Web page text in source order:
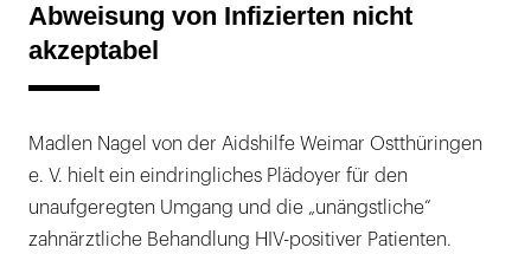
Abweisung von Infizierten nicht
akzeptabel
Madlen Nagel von der Aidshilfe Weimar Ostthüringen
e. V. hielt ein eindringliches Plädoyer für den
unaufgeregten Umgang und die „unängstliche“
zahnärztliche Behandlung HIV-positiver Patienten.